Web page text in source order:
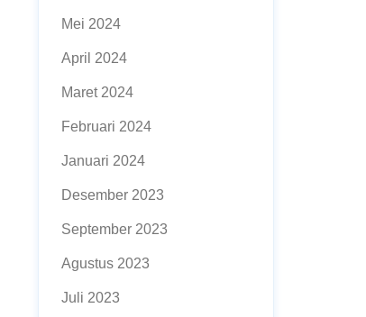
Mei 2024
April 2024
Maret 2024
Februari 2024
Januari 2024
Desember 2023
September 2023
Agustus 2023
Juli 2023